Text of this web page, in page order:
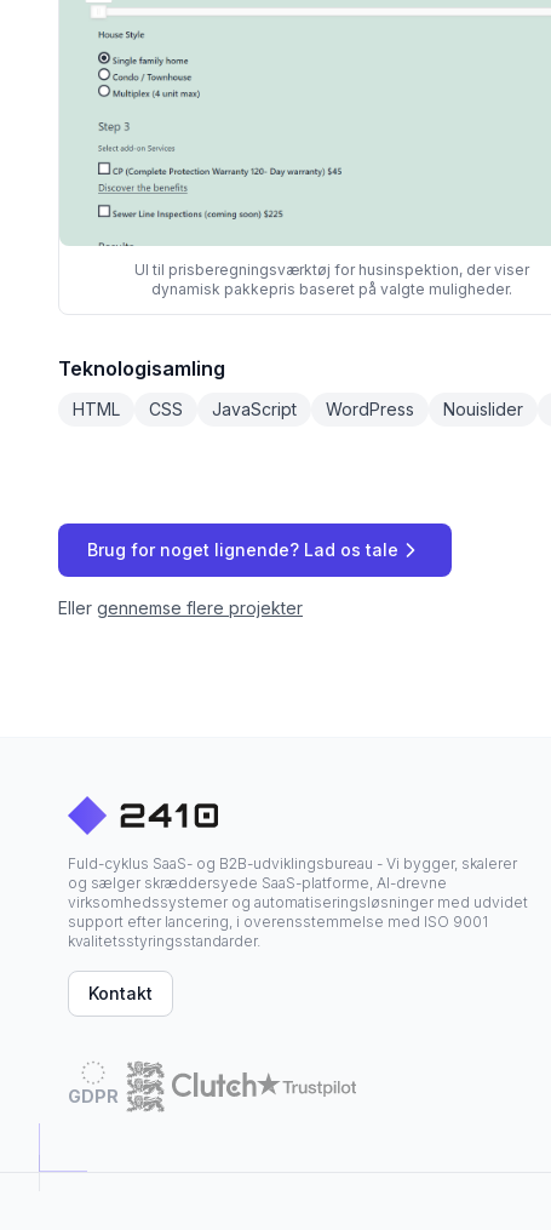
UI til prisberegningsværktøj for husinspektion, der viser
dynamisk pakkepris baseret på valgte muligheder.
Teknologisamling
HTML CSS JavaScript WordPress Nouislider
Brug for noget lignende? Lad os tale
Eller gennemse flere projekter
Fuld-cyklus SaaS- og B2B-udviklingsbureau - Vi bygger, skalerer
og sælger skræddersyede SaaS-platforme, AI-drevne
virksomhedssystemer og automatiseringsløsninger med udvidet
support efter lancering, i overensstemmelse med ISO 9001
kvalitetsstyringsstandarder.
Kontakt
GDPR